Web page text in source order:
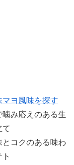
ヨ風味を探す
噛み応えのある生
て
コクのある味わ